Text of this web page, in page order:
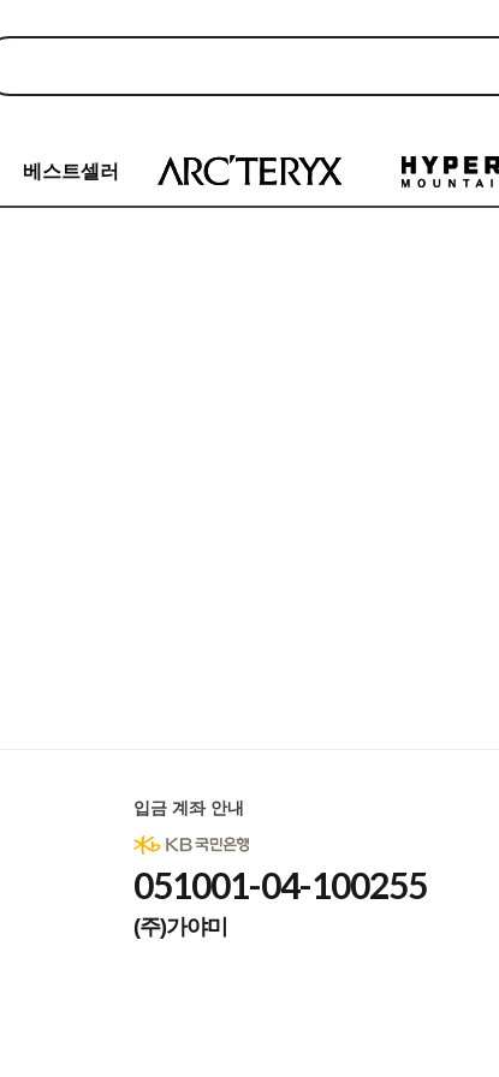
베스트셀러
입금 계좌 안내
051001-04-100255
(주)가야미